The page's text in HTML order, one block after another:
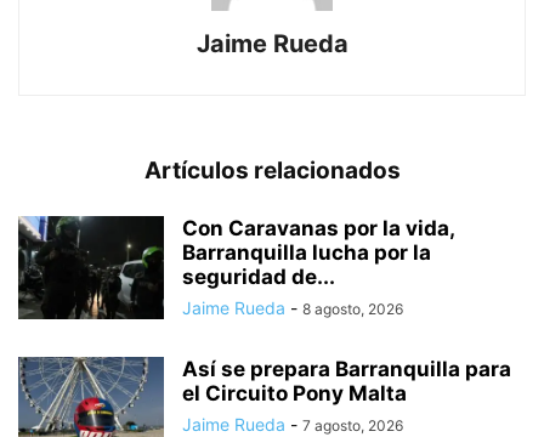
Jaime Rueda
Artículos relacionados
Con Caravanas por la vida,
Barranquilla lucha por la
seguridad de...
Jaime Rueda - 8 agosto, 2026
Así se prepara Barranquilla para
el Circuito Pony Malta
Jaime Rueda - 7 agosto, 2026